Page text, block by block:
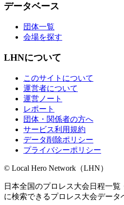
データベース
団体一覧
会場を探す
LHNについて
このサイトについて
運営者について
運営ノート
レポート
団体・関係者の方へ
サービス利用規約
データ削除ポリシー
プライバシーポリシー
© Local Hero Network（LHN）
日本全国のプロレス大会日程一覧
に検索できるプロレス大会データ